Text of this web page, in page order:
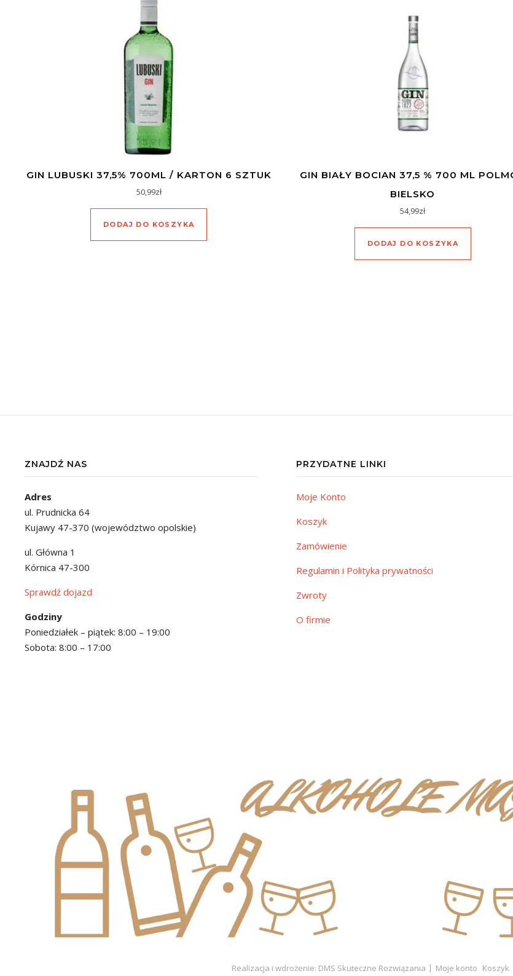
GIN LUBUSKI 37,5% 700ML / KARTON 6 SZTUK
50,99zł
DODAJ DO KOSZYKA
GIN BIAŁY BOCIAN 37,5 % 700 ML
BIELSKO
54,99zł
DODAJ DO KOSZYKA
ZNAJDŹ NAS
Adres
ul. Prudnicka 64
Kujawy 47-370 (województwo opolskie)
ul. Główna 1
Kórnica 47-300
Sprawdź dojazd
Godziny
Poniedziałek – piątek: 8:00 – 19:00
Sobota: 8:00 – 17:00
PRZYDATNE LINKI
Moje Konto
Koszyk
Zamówienie
Regulamin i Polityka prywatności
Zwroty
O firmie
Realizacja i wdrożenie: DMS Skuteczne Rozwiązania Moje konto Koszyk